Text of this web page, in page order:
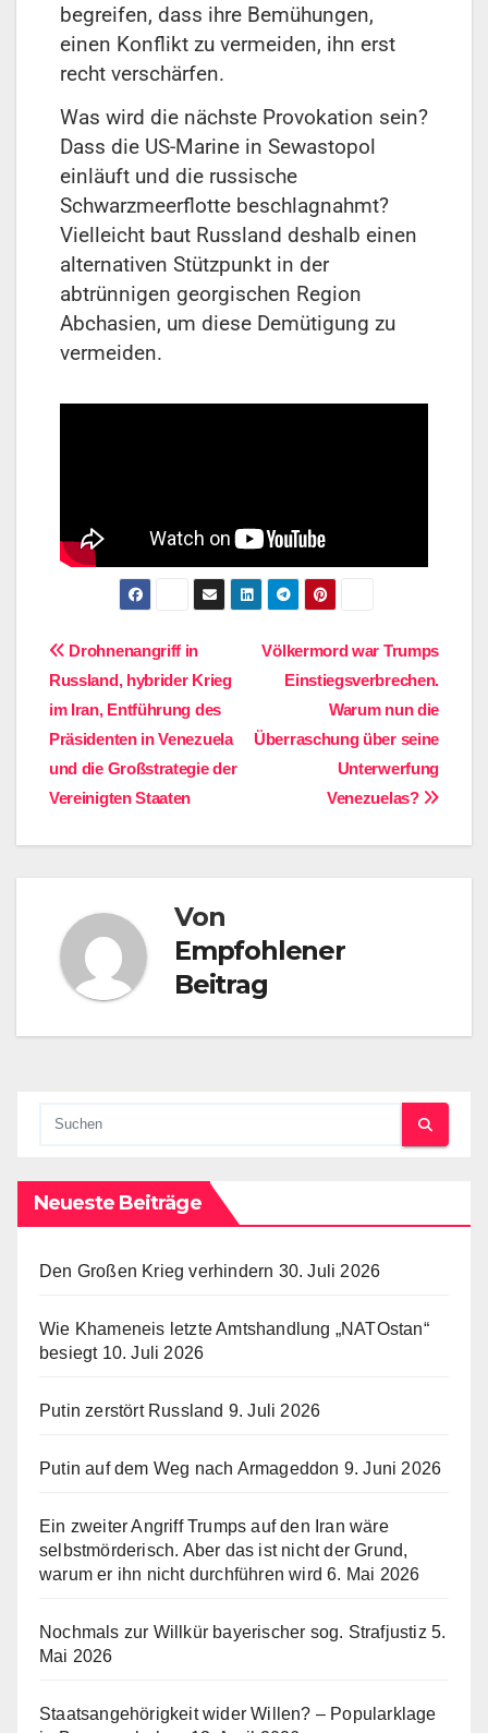
begreifen, dass ihre Bemühungen,
einen Konflikt zu vermeiden, ihn erst
recht verschärfen.
Was wird die nächste Provokation sein?
Dass die US-Marine in Sewastopol
einläuft und die russische
Schwarzmeerflotte beschlagnahmt?
Vielleicht baut Russland deshalb einen
alternativen Stützpunkt in der
abtrünnigen georgischen Region
Abchasien, um diese Demütigung zu
vermeiden.
Völkermord war Trumps
Einstiegsverbrechen.
Warum nun die
Überraschung über seine
Unterwerfung
Venezuelas?
Drohnenangriff in
Russland, hybrider Krieg
im Iran, Entführung des
Präsidenten in Venezuela
und die Großstrategie der
Vereinigten Staaten
Von
Empfohlener
Beitrag
Neueste Beiträge
Den Großen Krieg verhindern 30. Juli 2026
Wie Khameneis letzte Amtshandlung „NATOstan“
besiegt 10. Juli 2026
Putin zerstört Russland 9. Juli 2026
Putin auf dem Weg nach Armageddon 9. Juni 2026
Ein zweiter Angriff Trumps auf den Iran wäre
selbstmörderisch. Aber das ist nicht der Grund,
warum er ihn nicht durchführen wird 6. Mai 2026
Nochmals zur Willkür bayerischer sog. Strafjustiz 5.
Mai 2026
Staatsangehörigkeit wider Willen? – Popularklage